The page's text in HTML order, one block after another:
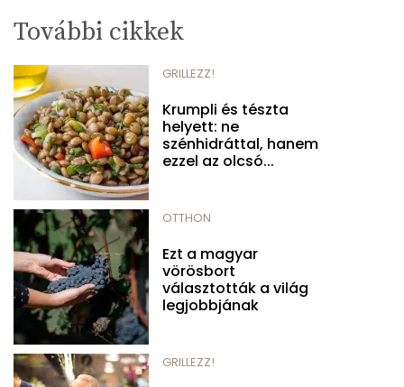
További cikkek
GRILLEZZ!
Krumpli és tészta
helyett: ne
szénhidráttal, hanem
ezzel az olcsó...
OTTHON
Ezt a magyar
vörösbort
választották a világ
legjobbjának
GRILLEZZ!